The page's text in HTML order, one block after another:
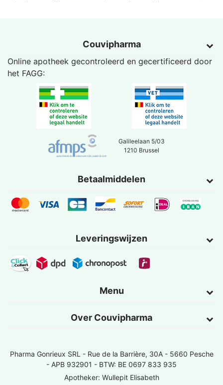
Couvipharma
Online apotheek gecontroleerd en gecertificeerd door
het FAGG:
Galileelaan 5/03
1210 Brussel
Betaalmiddelen
Leveringswijzen
Menu
Over Couvipharma
Pharma Gonrieux SRL - Rue de la Barrière, 30A - 5660 Pesche
- APB 932901 - BTW: BE 0697 833 935
Apotheker: Wullepit Elisabeth